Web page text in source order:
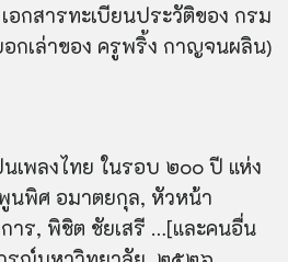
อกสารทะเบียนประวัติของ กรม
กเล่าของ ครูพริ้ง กาญจนผลิน)
เพลงไทย ในรอบ ๒๐๐ ปี แห่ง
นพิศ อมาตยกุล, หัวหน้า
าร, พิชิต ชัยเสรี …[และคนอื่น